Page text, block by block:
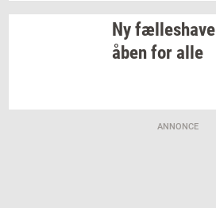
Nyfæl­les­ha­ve
åben for alle
ANNONCE